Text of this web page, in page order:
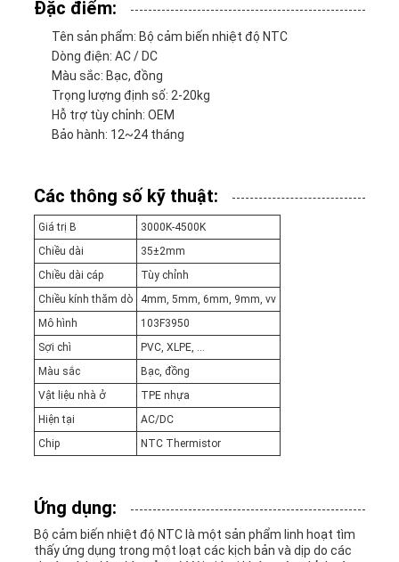
ĐỒ
TRANG
POLICY
Đặc điểm:
Tên sản phẩm: Bộ cảm biến nhiệt độ NTC
Dòng điện: AC / DC
Màu sắc: Bạc, đồng
Trọng lượng định số: 2-20kg
Hỗ trợ tùy chỉnh: OEM
Bảo hành: 12~24 tháng
Các thông số kỹ thuật:
Giá trị B
3000K-4500K
Chiều dài
35±2mm
Chiều dài cáp
Tùy chỉnh
Chiều kính thăm dò
4mm, 5mm, 6mm, 9mm, vv
Mô hình
103F3950
Sợi chì
PVC, XLPE, ...
Màu sắc
Bạc, đồng
Vật liệu nhà ở
TPE nhựa
Hiện tại
AC/DC
Chip
NTC Thermistor
Ứng dụng:
Bộ cảm biến nhiệt độ NTC là một sản phẩm linh hoạt tìm
thấy ứng dụng trong một loạt các kịch bản và dịp do các